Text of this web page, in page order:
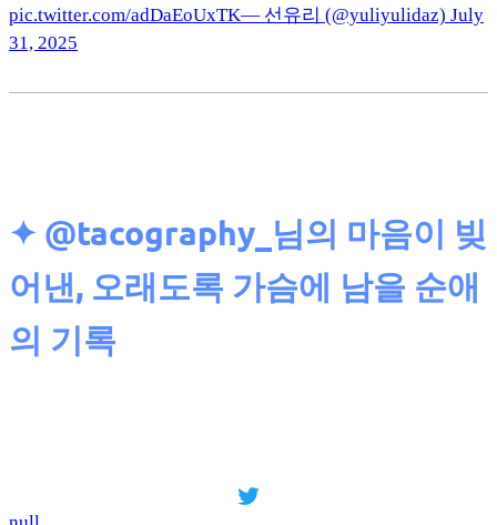
pic.twitter.com/adDaEoUxTK— 선유리 (@yuliyulidaz) July
31, 2025
✦ @tacography_님의 마음이 빚
어낸, 오래도록 가슴에 남을 순애
의 기록